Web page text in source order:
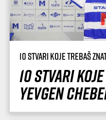
10 stvari koje trebaš
10 stvari
Yevgen